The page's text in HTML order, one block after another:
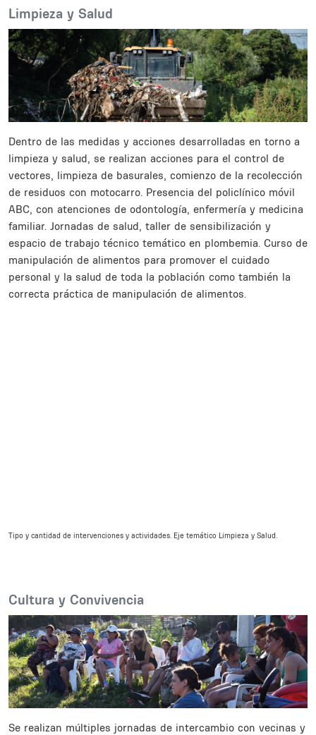
Limpieza y Salud
Dentro de las medidas y acciones desarrolladas en torno a
limpieza y salud, se realizan acciones para el control de
vectores, limpieza de basurales, comienzo de la recolección
de residuos con motocarro. Presencia del policlínico móvil
ABC, con atenciones de odontología, enfermería y medicina
familiar. Jornadas de salud, taller de sensibilización y
espacio de trabajo técnico temático en plombemia. Curso de
manipulación de alimentos para promover el cuidado
personal y la salud de toda la población como también la
correcta práctica de manipulación de alimentos.
Tipo y cantidad de intervenciones y actividades. Eje temático Limpieza y Salud.
Cultura y Convivencia
Se realizan múltiples jornadas de intercambio con vecinas y